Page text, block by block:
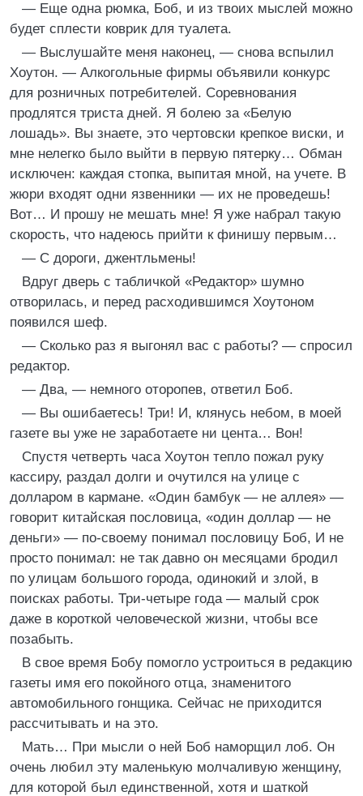
— Еще одна рюмка, Боб, и из твоих мыслей можно
будет сплести коврик для туалета.
— Выслушайте меня наконец, — снова вспылил
Хоутон. — Алкогольные фирмы объявили конкурс
для розничных потребителей. Соревнования
продлятся триста дней. Я болею за «Белую
лошадь». Вы знаете, это чертовски крепкое виски, и
мне нелегко было выйти в первую пятерку… Обман
исключен: каждая стопка, выпитая мной, на учете. В
жюри входят одни язвенники — их не проведешь!
Вот… И прошу не мешать мне! Я уже набрал такую
скорость, что надеюсь прийти к финишу первым…
— С дороги, джентльмены!
Вдруг дверь с табличкой «Редактор» шумно
отворилась, и перед расходившимся Хоутоном
появился шеф.
— Сколько раз я выгонял вас с работы? — спросил
редактор.
— Два, — немного оторопев, ответил Боб.
— Вы ошибаетесь! Три! И, клянусь небом, в моей
газете вы уже не заработаете ни цента… Вон!
Спустя четверть часа Хоутон тепло пожал руку
кассиру, раздал долги и очутился на улице с
долларом в кармане. «Один бамбук — не аллея» —
говорит китайская пословица, «один доллар — не
деньги» — по-своему понимал пословицу Боб, И не
просто понимал: не так давно он месяцами бродил
по улицам большого города, одинокий и злой, в
поисках работы. Три-четыре года — малый срок
даже в короткой человеческой жизни, чтобы все
позабыть.
В свое время Бобу помогло устроиться в редакцию
газеты имя его покойного отца, знаменитого
автомобильного гонщика. Сейчас не приходится
рассчитывать и на это.
Мать… При мысли о ней Боб наморщил лоб. Он
очень любил эту маленькую молчаливую женщину,
для которой был единственной, хотя и шаткой